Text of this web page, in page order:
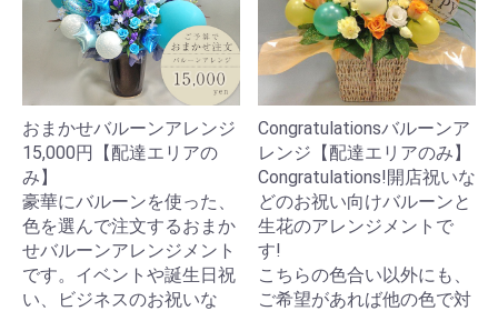
おまかせバルーンアレンジ
15,000円【配達エリアの
み】
豪華にバルーンを使った、
色を選んで注文するおまか
せバルーンアレンジメント
です。イベントや誕生日祝
い、ビジネスのお祝いな
Congratulationsバルーンア
レンジ【配達エリアのみ】
Congratulations!開店祝いな
どのお祝い向けバルーンと
生花のアレンジメントで
す!
こちらの色合い以外にも、
ご希望があれば他の色で対